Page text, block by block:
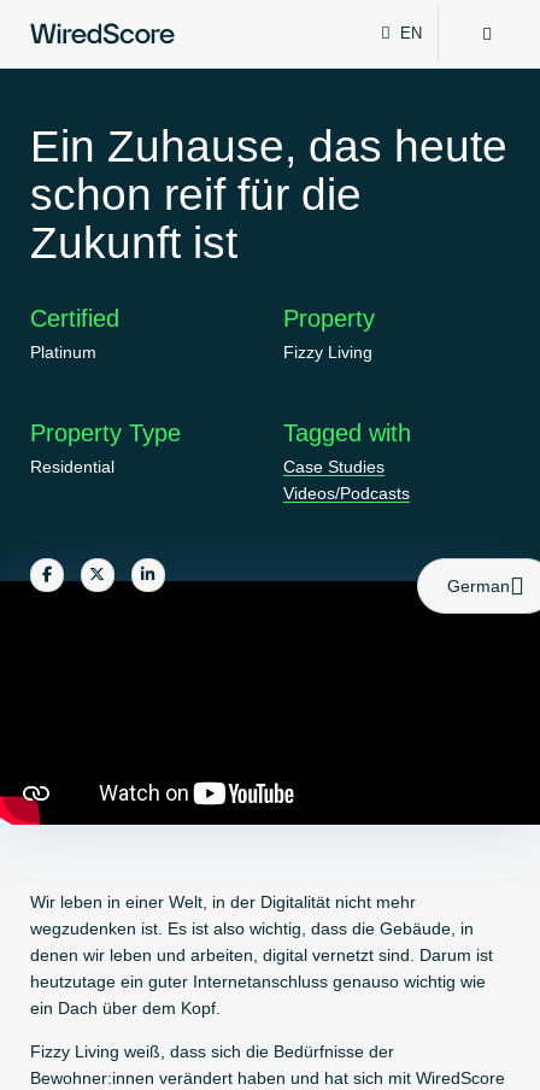
the
global
standard
for
digital
smart
technology
EN
Certifications
Network
Resources
Ein Zuhause, das heute
schon reif für die
Zukunft ist
Certified
Platinum
Property
Fizzy Living
Property Type
Residential
Tagged with
Case Studies
Videos/Podcasts
Share Share Share
German
Wir leben in einer Welt, in der Digitalität nicht mehr
wegzudenken ist. Es ist also wichtig, dass die Gebäude, in
denen wir leben und arbeiten, digital vernetzt sind. Darum ist
heutzutage ein guter Internetanschluss genauso wichtig wie
ein Dach über dem Kopf.
Fizzy Living weiß, dass sich die Bedürfnisse der
Bewohner:innen verändert haben und hat sich mit WiredScore